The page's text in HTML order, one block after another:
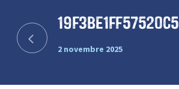
19f3be1ff57520c5
2 novembre 2025